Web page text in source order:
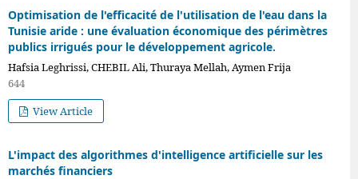
Optimisation de l'efficacité de l'utilisation de l'eau dans la
Tunisie aride : une évaluation économique des périmètres
publics irrigués pour le développement agricole.
Hafsia Leghrissi, CHEBIL Ali, Thuraya Mellah, Aymen Frija
644
View Article
L'impact des algorithmes d'intelligence artificielle sur les
marchés financiers